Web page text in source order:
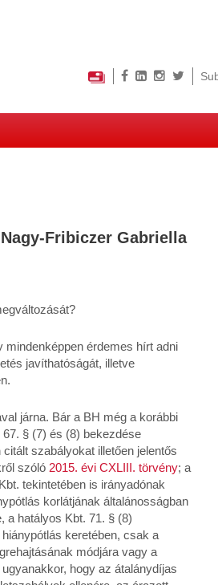
Fribiczer Gabriella
érdemes hírt adni
javíthatóságát, illetve
járna. Bár a BH még a korábbi
§ (7) és (8) bekezdése
szabályokat illetően jelentős
szóló 2015. évi CXLIII. törvény; a
tekintetében is irányadónak
korlátjának általánosságban
a hatályos Kbt. 71. § (8)
keretében, csak a
módjára vagy a
hogy az átalánydíjas